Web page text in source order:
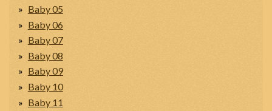
Baby 05
Baby 06
Baby 07
Baby 08
Baby 09
Baby 10
Baby 11